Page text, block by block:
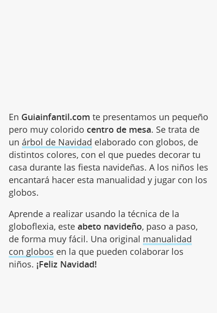
En Guiainfantil.com te presentamos un pequeño
pero muy colorido centro de mesa. Se trata de
un árbol de Navidad elaborado con globos, de
distintos colores, con el que puedes decorar tu
casa durante las fiesta navideñas. A los niños les
encantará hacer esta manualidad y jugar con los
globos.
Aprende a realizar usando la técnica de la
globoflexia, este abeto navideño, paso a paso,
de forma muy fácil. Una original manualidad
con globos en la que pueden colaborar los
niños. ¡Feliz Navidad!